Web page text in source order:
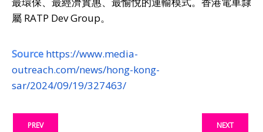
屬 RATP Dev Group。
Source https://www.media-
outreach.com/news/hong-kong-
sar/2024/09/19/327463/
PREV NEXT